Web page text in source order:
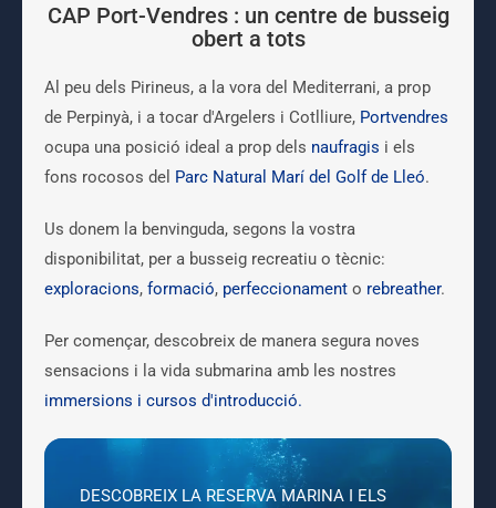
CAP Port-Vendres : un centre de busseig
obert a tots
Al peu dels Pirineus, a la vora del Mediterrani, a prop
de Perpinyà, i a tocar d'Argelers i Cotlliure, Portvendres
ocupa una posició ideal a prop dels naufragis i els
fons rocosos del Parc Natural Marí del Golf de Lleó.
Us donem la benvinguda, segons la vostra
disponibilitat, per a busseig recreatiu o tècnic:
exploracions, formació, perfeccionamento rebreather.
Per començar, descobreix de manera segura noves
sensacions i la vida submarina amb les nostres
immersions i cursos d'introducció.
DESCOBREIX LA RESERVA MARINA I ELS